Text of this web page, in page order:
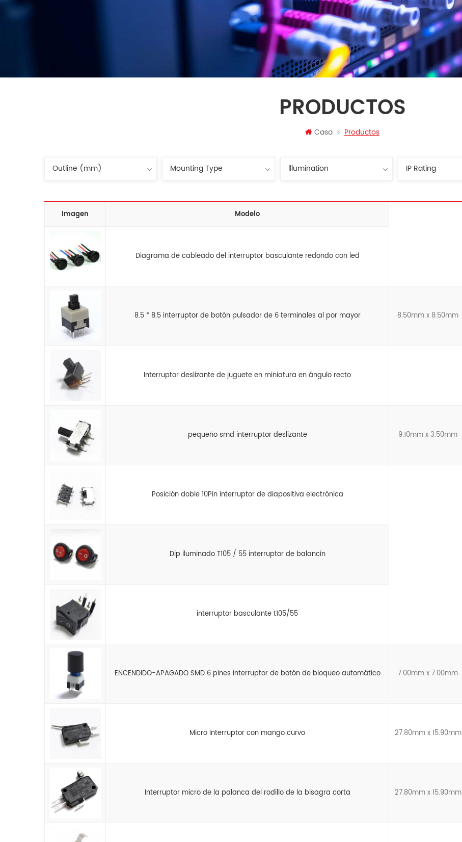
PRODUCTOS
Casa Productos
Imagen Modelo
Diagrama de cableado del interruptor basculante redondo con led
8.5 * 8.5 interruptor de botón pulsador de 6 terminales al por mayor 8.50mm x 8.50mm
Interruptor deslizante de juguete en miniatura en ángulo recto
pequeño smd interruptor deslizante 9.10mm x 3.50mm
Posición doble 10Pin interruptor de diapositiva electrónica
Dip iluminado T105 / 55 interruptor de balancín
interruptor basculante t105/55
ENCENDIDO-APAGADO SMD 6 pines interruptor de botón de bloqueo automático 7.00mm x 7.00mm
Micro Interruptor con mango curvo 27.80mm x 15.90mm
Interruptor micro de la palanca del rodillo de la bisagra corta 27.80mm x 15.90mm